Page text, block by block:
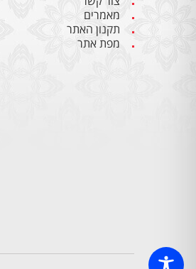
מאמרים
תקנון האתר
מפת אתר